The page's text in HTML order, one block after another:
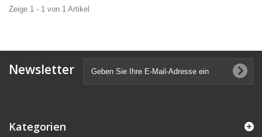
Zeige 1 - 1 von 1 Artikel
Newsletter
Kategorien